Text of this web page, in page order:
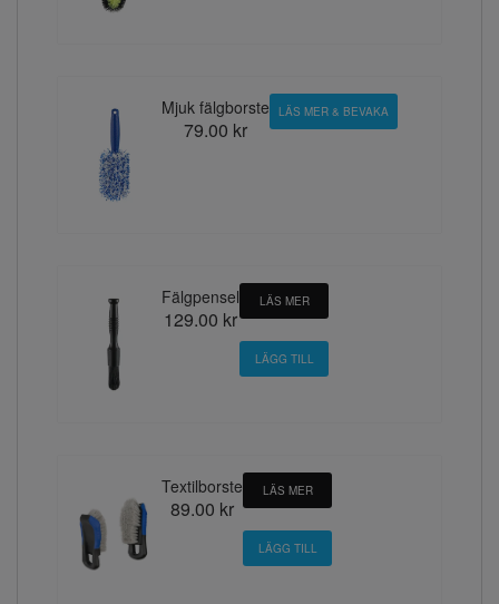
Mjuk fälgborste
79.00 kr
LÄS MER & BEVAKA
Fälgpensel
129.00 kr
LÄS MER
Textilborste
89.00 kr
LÄS MER